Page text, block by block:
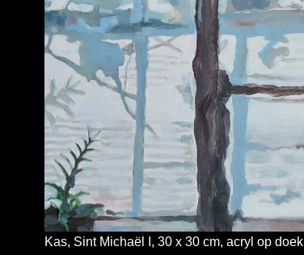
Kas, Sint Michaël I, 30 x 30 cm, acryl op doek